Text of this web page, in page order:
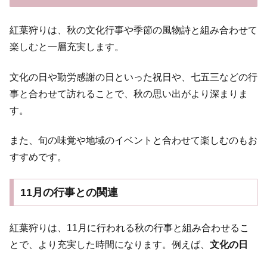
紅葉狩りは、秋の文化行事や季節の風物詩と組み合わせて
楽しむと一層充実します。
文化の日や勤労感謝の日といった祝日や、七五三などの行
事と合わせて訪れることで、秋の思い出がより深まりま
す。
また、旬の味覚や地域のイベントと合わせて楽しむのもお
すすめです。
11月の行事との関連
紅葉狩りは、11月に行われる秋の行事と組み合わせるこ
とで、より充実した時間になります。例えば、 文化の日